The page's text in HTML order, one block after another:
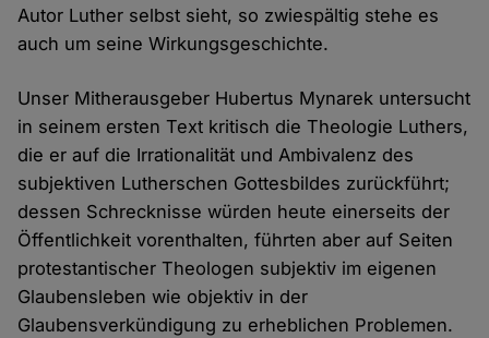
Autor Luther selbst sieht, so zwiespältig stehe es
auch um seine Wirkungsgeschichte.
Unser Mitherausgeber Hubertus Mynarek untersucht
in seinem ersten Text kritisch die Theologie Luthers,
die er auf die Irrationalität und Ambivalenz des
subjektiven Lutherschen Gottesbildes zurückführt;
dessen Schrecknisse würden heute einerseits der
Öffentlichkeit vorenthalten, führten aber auf Seiten
protestantischer Theologen subjektiv im eigenen
Glaubensleben wie objektiv in der
Glaubensverkündigung zu erheblichen Problemen.